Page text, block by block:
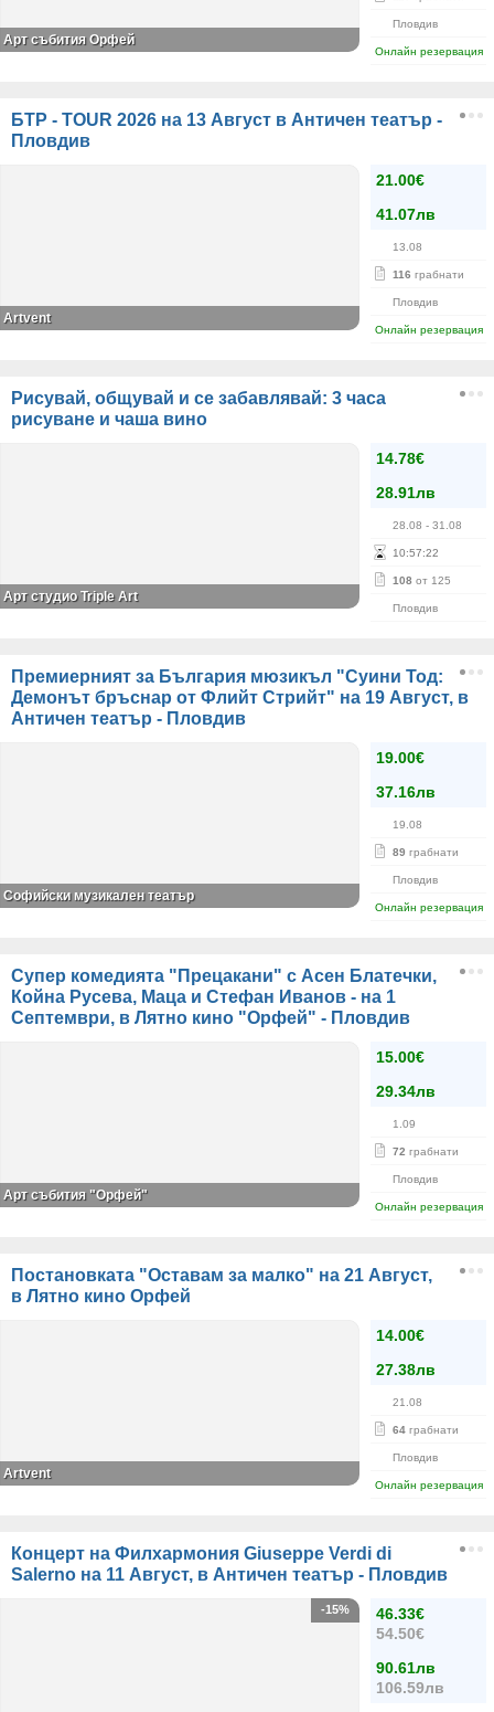
Пловдив
Онлайн резервация
Арт събития Орфей
БТР - TOUR 2026 на 13 Август в Античен театър -
Пловдив
21.00€
41.07лв
13.08
116 грабнати
Пловдив
Онлайн резервация
Artvent
Рисувай, общувай и се забавлявай: 3 часа
рисуване и чаша вино
14.78€
28.91лв
28.08 - 31.08
10:57:22
108 от 125
Пловдив
Арт студио Triple Art
Премиерният за България мюзикъл "Суини Тод:
Демонът бръснар от Флийт Стрийт" на 19 Август, в
Античен театър - Пловдив
19.00€
37.16лв
19.08
89 грабнати
Пловдив
Онлайн резервация
Софийски музикален театър
Супер комедията "Прецакани" с Асен Блатечки,
Койна Русева, Маца и Стефан Иванов - на 1
Септември, в Лятно кино "Орфей" - Пловдив
15.00€
29.34лв
1.09
72 грабнати
Пловдив
Онлайн резервация
Арт събития "Орфей"
Постановката "Оставам за малко" на 21 Август,
в Лятно кино Орфей
14.00€
27.38лв
21.08
64 грабнати
Пловдив
Онлайн резервация
Аrtvent
Концерт на Филхармония Giuseppe Verdi di
Salerno на 11 Август, в Античен театър - Пловдив
46.33€
54.50€
90.61лв
106.59лв
-15%